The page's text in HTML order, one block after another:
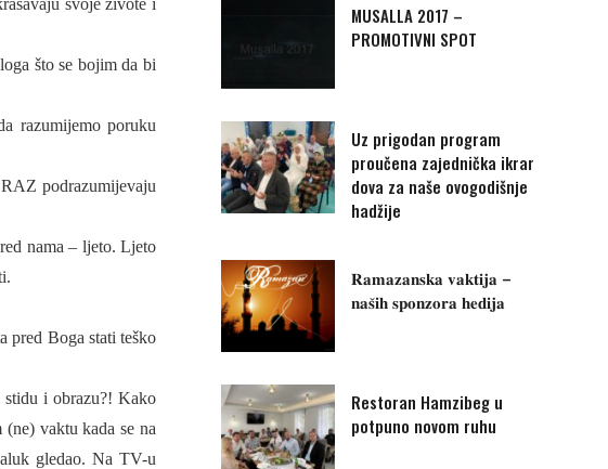
svoje živote i
što se bojim da bi
razumijemo poruku
podrazumijevaju
nama – ljeto. Ljeto
pred Boga stati teško
stidu i obrazu?! Kako
vaktu kada se na
gledao. Na TV-u
MUSALLA 2017 –
PROMOTIVNI SPOT
Uz prigodan program
proučena zajednička ikrar
dova za naše ovogodišnje
hadžije
𝐑𝐚𝐦𝐚𝐳𝐚𝐧𝐬𝐤𝐚 𝐯𝐚𝐤𝐭𝐢𝐣𝐚 –
𝐧𝐚𝐬̌𝐢𝐡 𝐬𝐩𝐨𝐧𝐳𝐨𝐫𝐚 𝐡𝐞𝐝𝐢𝐣𝐚
Restoran Hamzibeg u
potpuno novom ruhu